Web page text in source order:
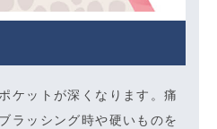
ケットが深くなります。痛
ラッシング時や硬いものを